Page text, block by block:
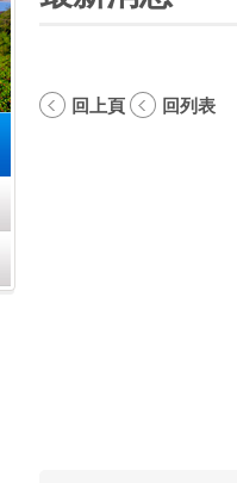
回上頁 回列表